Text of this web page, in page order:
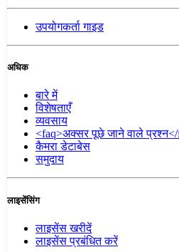
उपयोगकर्ता गाइड
अधिक
बारे में
विशेषताएँ
व्यवसाय
<faq>अक्सर पूछे जाने वाले
कैमरा डेटाबेस
समुदाय
लाइसेंसिंग
लाइसेंस खरीदें
लाइसेंस प्रबंधित करें